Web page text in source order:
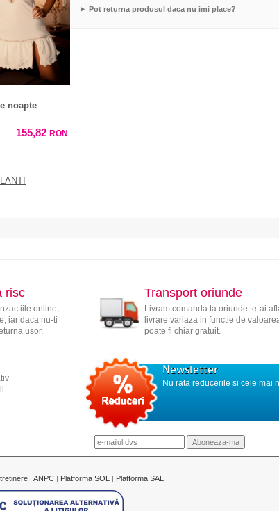
noapte
155,82 RON
Pot returna produsul daca nu imi place?
risc
online,
iar daca nu-ti
usor.
Transport oriunde
Livram comanda ta oriunde te-ai
livrare variaza in functie de
poate fi chiar gratuit.
Newsletter
Nu rata reducerile si cele mai
| ANPC | Platforma SOL | Platforma SAL